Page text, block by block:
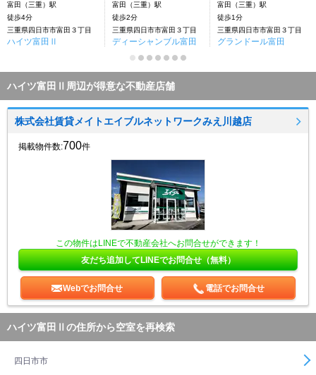
富田（三重）駅
徒歩4分
三重県四日市市富田３丁目
ハイツ富田Ⅱ
富田（三重）駅
徒歩2分
三重県四日市市富田３丁目
ディーシャンブル富田
富田（三重）駅
徒歩1分
三重県四日市市富田３丁目
グランドール富田
ハイツ富田Ⅱ周辺が得意な不動産店舗
株式会社賃貸メイトエイブルネットワークみえ川越店
掲載物件数:700件
この物件はLINEで不動産会社へお問合せができます！
友だち追加してLINEでお問合せ（無料）
Webでお問合せ 電話でお問合せ
ハイツ富田Ⅱの住所から空室を再検索
四日市市